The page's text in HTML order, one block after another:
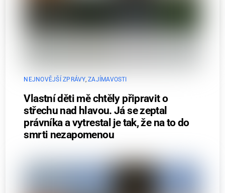
NEJNOVĚJŠÍ ZPRÁVY,ZAJÍMAVOSTI
Vlastní děti mě chtěly připravit o
střechu nad hlavou. Já se zeptal
právníka a vytrestal je tak, že na to do
smrti nezapomenou